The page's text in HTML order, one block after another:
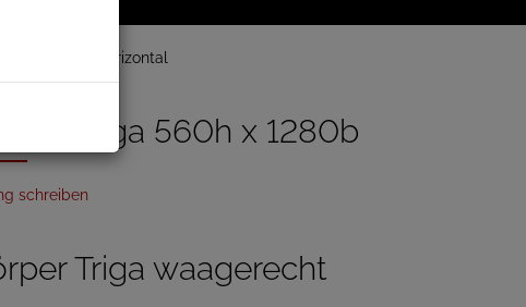
Triga horizontal
Triga 560h x 1280b
schreiben
Triga waagerecht